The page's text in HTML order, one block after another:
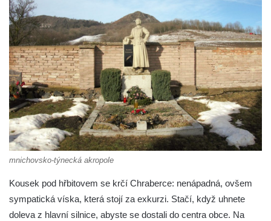
mnichovsko-týnecká akropole
Kousek pod hřbitovem se krčí Chraberce: nenápadná, ovšem
sympatická víska, která stojí za exkurzi. Stačí, když uhnete
doleva z hlavní silnice, abyste se dostali do centra obce. Na